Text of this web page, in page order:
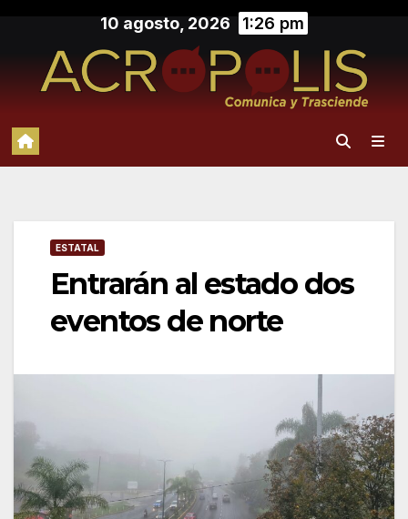
contenido
10 agosto, 2026 1:26 pm
ESTATAL
Entrarán al estado dos
eventos de norte